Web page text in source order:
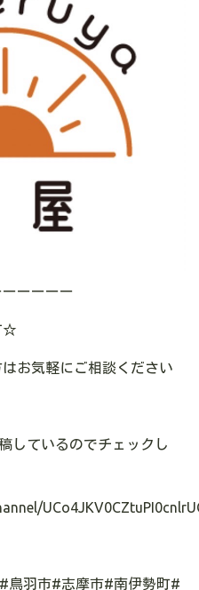
ーーーー
☆
お気軽にご相談ください
しているのでチェックし
鳥羽市#志摩市#南伊勢町#